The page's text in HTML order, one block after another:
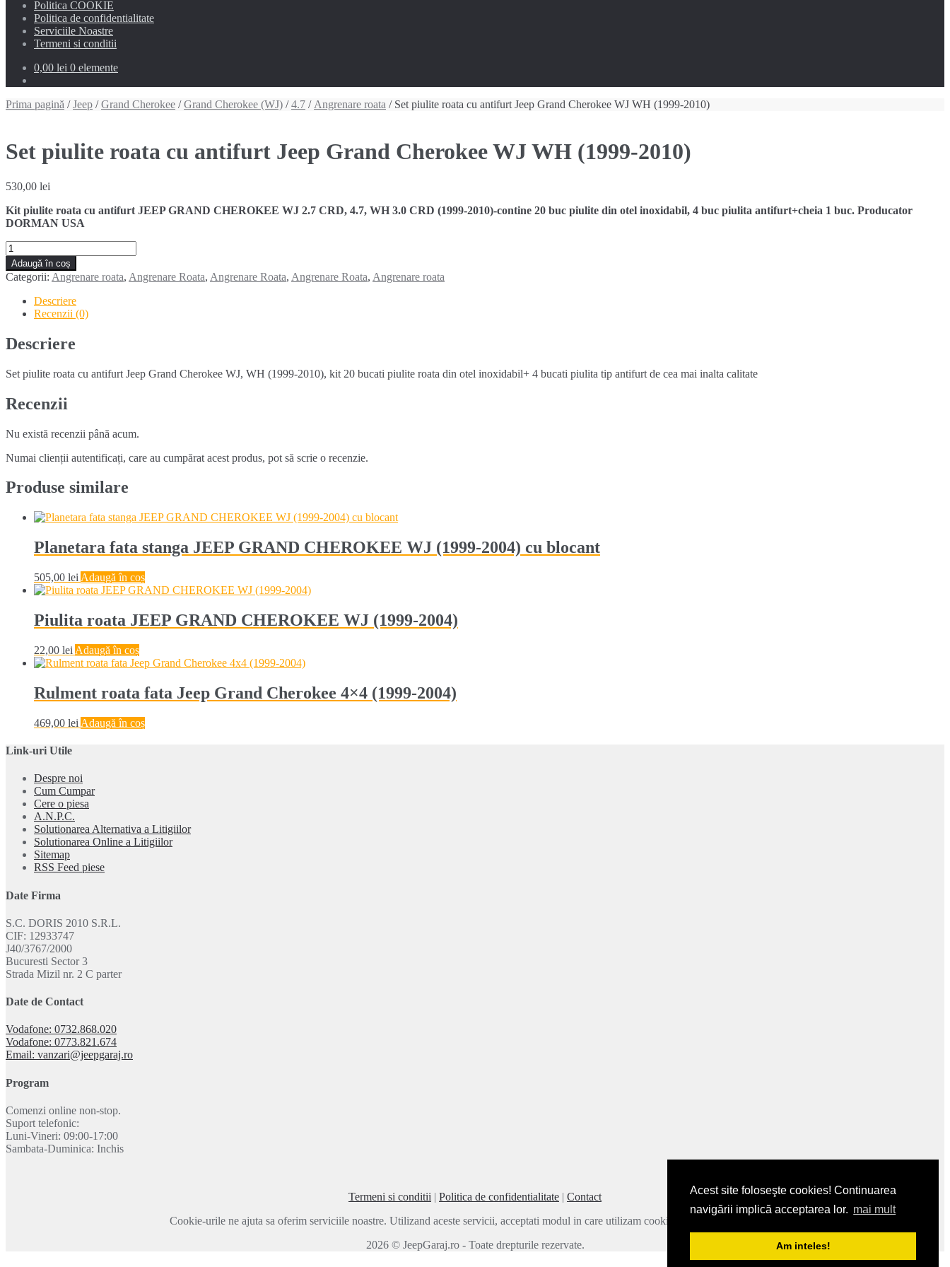
Acest site foloseşte cookies! Continuarea
navigării implică acceptarea lor. mai mult
Am inteles!
Politica COOKIE
Politica de confidentialitate
Serviciile Noastre
Termeni si conditii
0,00 lei 0 elemente
Prima pagină /Jeep /Grand Cherokee /Grand Cherokee (WJ) /4.7 / Angrenare roata / Set piulite roata cu antifurt Jeep Grand Cherokee WJ WH (1999-2010)
Set piulite roata cu antifurt Jeep Grand Cherokee WJ WH (1999-2010)
530,00 lei
Kit piulite roata cu antifurt JEEP GRAND CHEROKEE WJ 2.7 CRD, 4.7, WH 3.0 CRD (1999-2010)-contine 20 buc piulite din otel inoxidabil, 4 buc piulita antifurt+cheia 1 buc. Producator
DORMAN USA
Cantitate
Set
piulite
roata
antifurt
Grand
Cherokee
WH
2010)
Adaugă în coș
Categorii: Angrenare roata, Angrenare Roata, Angrenare Roata, Angrenare Roata, Angrenare roata
Descriere
Recenzii (0)
Descriere
Set piulite roata cu antifurt Jeep Grand Cherokee WJ, WH (1999-2010), kit 20 bucati piulite roata din otel inoxidabil+ 4 bucati piulita tip antifurt de cea mai inalta calitate
Recenzii
Nu există recenzii până acum.
Numai clienții autentificați, care au cumpărat acest produs, pot să scrie o recenzie.
Produse similare
Planetara fata stanga JEEP GRAND CHEROKEE WJ (1999-2004) cu blocant
505,00 lei Adaugă în coș
Piulita roata JEEP GRAND CHEROKEE WJ (1999-2004)
22,00 lei Adaugă în coș
Rulment roata fata Jeep Grand Cherokee 4×4 (1999-2004)
469,00 lei Adaugă în coș
Link-uri Utile
Despre noi
Cum Cumpar
Cere o piesa
A.N.P.C.
Solutionarea Alternativa a Litigiilor
Solutionarea Online a Litigiilor
Sitemap
RSS Feed piese
Date Firma
S.C. DORIS 2010 S.R.L.
CIF: 12933747
J40/3767/2000
Bucuresti Sector 3
Strada Mizil nr. 2 C parter
Date de Contact
Vodafone: 0732.868.020
Vodafone: 0773.821.674
Email: vanzari@jeepgaraj.ro
Program
Comenzi online non-stop.
Suport telefonic:
Luni-Vineri: 09:00-17:00
Sambata-Duminica: Inchis
Termeni si conditii | Politica de confidentialitate | Contact
Cookie-urile ne ajuta sa oferim serviciile noastre. Utilizand aceste servicii, acceptati modul in care utilizam cookie-urile.
2026 © JeepGaraj.ro - Toate drepturile rezervate.